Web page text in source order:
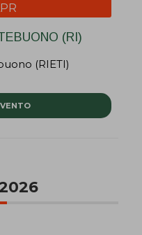
(RI)
(RIETI)